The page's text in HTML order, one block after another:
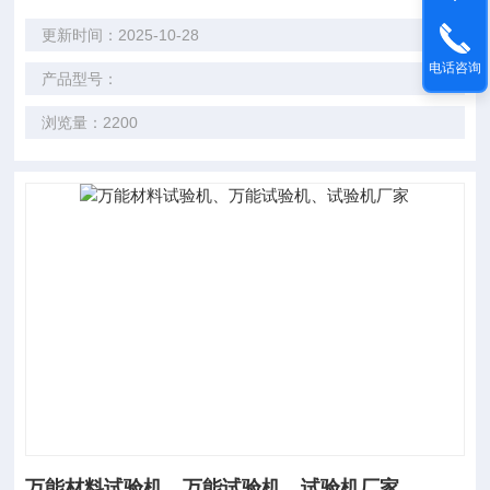
更新时间：2025-10-28
产品型号：
浏览量：2200
电话咨询